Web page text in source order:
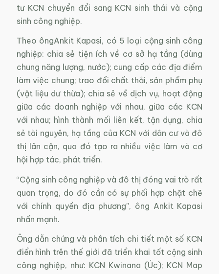
tư KCN chuyển đổi sang KCN sinh thái và cộng
sinh công nghiệp.
Theo ôngAnkit Kapasi, có 5 loại cộng sinh công
nghiệp: chia sẻ tiện ích về cơ sở hạ tầng (dùng
chung năng lượng, nước); cung cấp các địa điểm
làm việc chung; trao đổi chất thải, sản phẩm phụ
(vật liệu dư thừa); chia sẻ về dịch vụ, hoạt động
giữa các doanh nghiệp với nhau, giữa các KCN
với nhau; hình thành mối liên kết, tận dụng, chia
sẻ tài nguyên, hạ tầng của KCN với dân cư và đô
thị lân cận, qua đó tạo ra nhiều việc làm và cơ
hội hợp tác, phát triển.
“Cộng sinh công nghiệp và đô thị đóng vai trò rất
quan trọng, do đó cần có sự phối hợp chặt chẽ
với chính quyền địa phương”, ông Ankit Kapasi
nhấn mạnh.
Ông dẫn chứng và phân tích chi tiết một số KCN
điển hình trên thế giới đã triển khai tốt cộng sinh
công nghiệp, như: KCN Kwinana (Úc); KCN Map